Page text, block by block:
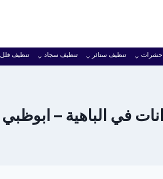
حشرات تنظيف ستائر تنظيف سجاد تنظيف فلل
– ابوظبي 0501949300